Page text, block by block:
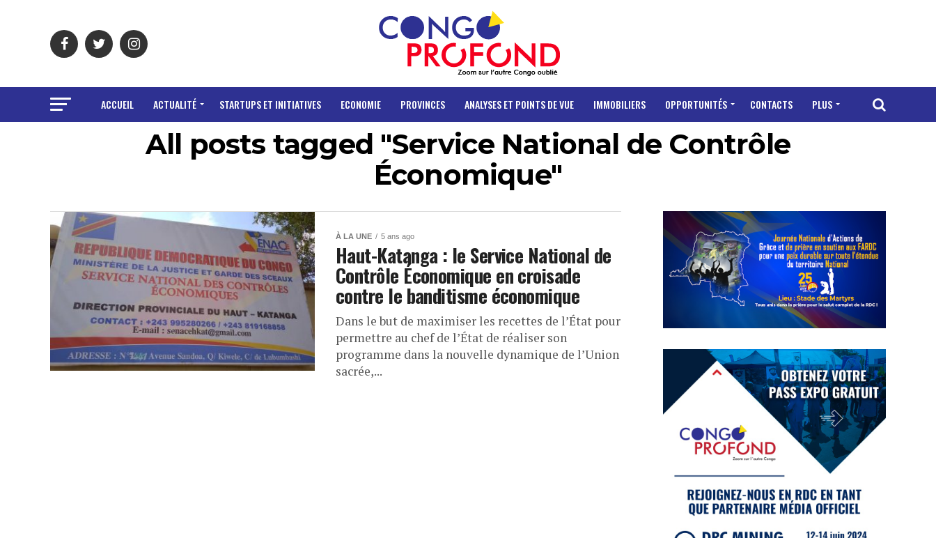
ACCUEIL ACTUALITÉ STARTUPS ET INITIATIVES ECONOMIE PROVINCES ANALYSES ET POINTS DE VUE IMMOBILIERS OPPORTUNITÉS CONTACTS PLUS
All posts tagged "Service National de Contrôle
Économique"
À LA UNE 5 ans ago
Haut-Katanga : le Service National de
Contrôle Économique en croisade
contre le banditisme économique
Dans le but de maximiser les recettes de l’État pour
permettre au chef de l’État de réaliser son
programme dans la nouvelle dynamique de l’Union
sacrée,...